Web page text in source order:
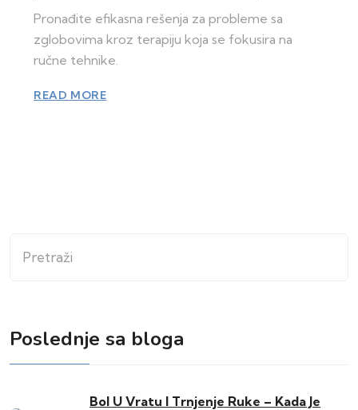
Pronađite efikasna rešenja za probleme sa
zglobovima kroz terapiju koja se fokusira na
ručne tehnike.
READ MORE
Poslednje sa bloga
Bol U Vratu I Trnjenje Ruke – Kada Je